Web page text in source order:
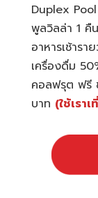
Duplex
พูลวิลล่า 1 คื
อาหารเช้าร
เครื่องดื่ม
คอลฟรุต ฟรี
บาท (ใช้เรา